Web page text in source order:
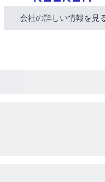
会社の詳しい情報を見